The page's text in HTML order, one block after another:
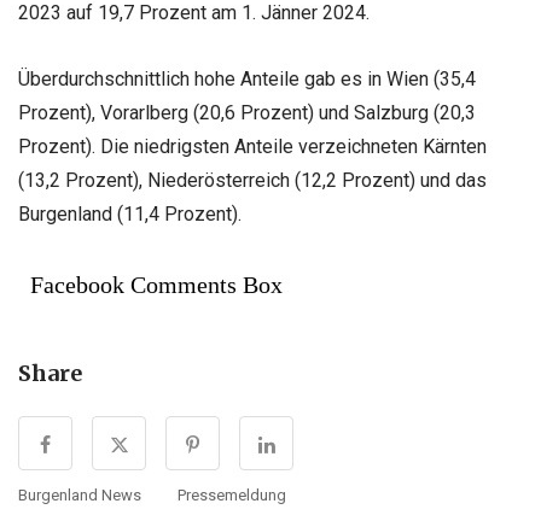
2023 auf 19,7 Prozent am 1. Jänner 2024.
Überdurchschnittlich hohe Anteile gab es in Wien (35,4
Prozent), Vorarlberg (20,6 Prozent) und Salzburg (20,3
Prozent). Die niedrigsten Anteile verzeichneten Kärnten
(13,2 Prozent), Niederösterreich (12,2 Prozent) und das
Burgenland (11,4 Prozent).
Facebook Comments Box
Share
Burgenland News Pressemeldung